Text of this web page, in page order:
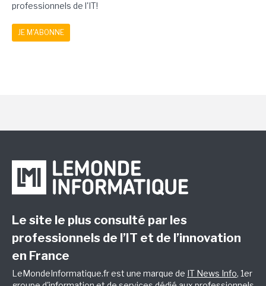
professionnels de l'IT!
JE M'ABONNE
Le site le plus consulté par les
professionnels de l’IT et de l’innovation
en France
LeMondeInformatique.fr est une marque de IT News Info, 1er